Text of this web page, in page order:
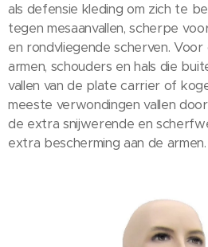
als defensie kleding om zich te
tegen mesaanvallen, scherpe
en rondvliegende scherven.
armen, schouders en hals die
vallen van de plate carrier of
meeste verwondingen vallen
de extra snijwerende en
extra bescherming aan de armen.